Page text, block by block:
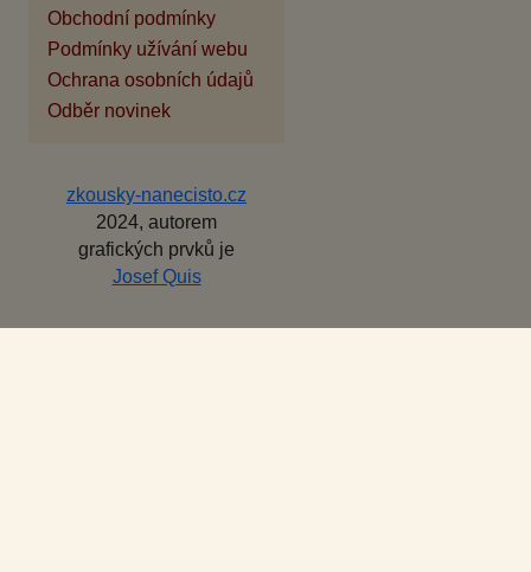
Obchodní podmínky
Podmínky užívání webu
Ochrana osobních údajů
Odběr novinek
zkousky-nanecisto.cz
2024, autorem
grafických prvků je
Josef Quis